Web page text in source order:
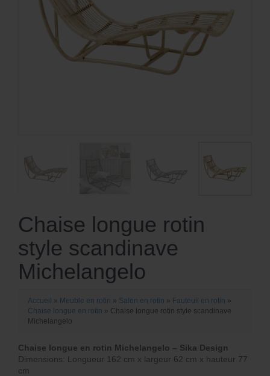
Chaise longue rotin
style scandinave
Michelangelo
Accueil » Meuble en rotin » Salon en rotin » Fauteuil en rotin »
Chaise longue en rotin » Chaise longue rotin style scandinave
Michelangelo
Chaise longue en rotin Michelangelo – Sika Design
Dimensions: Longueur 162 cm x largeur 62 cm x hauteur 77
cm